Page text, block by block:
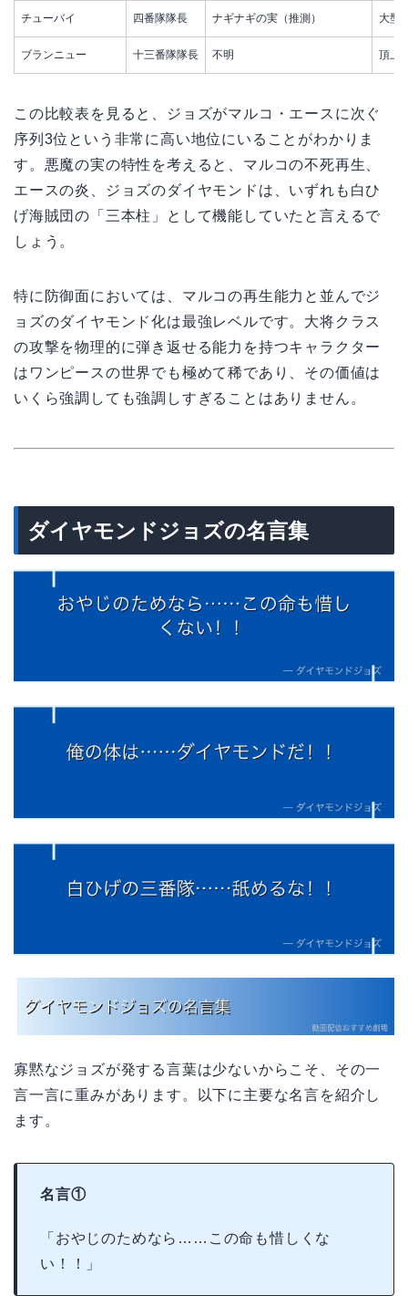
チューバイ 四番隊隊長 ナギナギの実（推測） 大型
ブランニュー 十三番隊隊長 不明 頂上
この比較表を見ると、ジョズがマルコ・エースに次ぐ
序列3位という非常に高い地位にいることがわかりま
す。悪魔の実の特性を考えると、マルコの不死再生、
エースの炎、ジョズのダイヤモンドは、いずれも白ひ
げ海賊団の「三本柱」として機能していたと言えるで
しょう。
特に防御面においては、マルコの再生能力と並んでジ
ョズのダイヤモンド化は最強レベルです。大将クラス
の攻撃を物理的に弾き返せる能力を持つキャラクター
はワンピースの世界でも極めて稀であり、その価値は
いくら強調しても強調しすぎることはありません。
ダイヤモンドジョズの名言集
寡黙なジョズが発する言葉は少ないからこそ、その一
言一言に重みがあります。以下に主要な名言を紹介し
ます。
名言①
「おやじのためなら……この命も惜しくな
い！！」